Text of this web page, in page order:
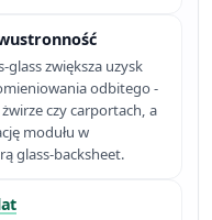
glass zwiększa uzysk
odbitego -
czy carportach, a
modułu w
glass-backsheet.